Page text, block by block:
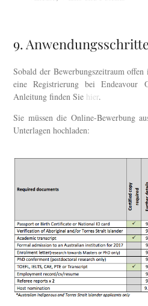
9. Anwendungsschritte
Sobald der Bewerbungszeitraum
eine Registrierung bei Endeavour
Anleitung finden Sie hier.
Sie müssen die Online-Bewerbung
Unterlagen hochladen: